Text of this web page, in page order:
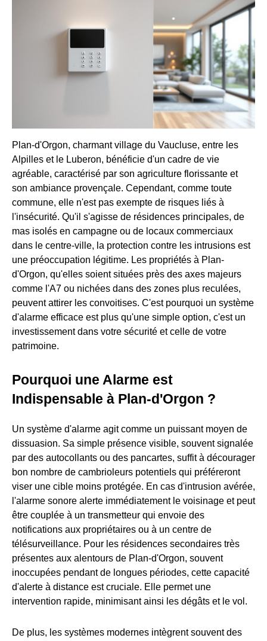
Plan-d'Orgon, charmant village du Vaucluse, entre les
Alpilles et le Luberon, bénéficie d'un cadre de vie
agréable, caractérisé par son agriculture florissante et
son ambiance provençale. Cependant, comme toute
commune, elle n'est pas exempte de risques liés à
l'insécurité. Qu'il s'agisse de résidences principales, de
mas isolés en campagne ou de locaux commerciaux
dans le centre-ville, la protection contre les intrusions est
une préoccupation légitime. Les propriétés à Plan-
d'Orgon, qu'elles soient situées près des axes majeurs
comme l'A7 ou nichées dans des zones plus reculées,
peuvent attirer les convoitises. C'est pourquoi un système
d'alarme efficace est plus qu'une simple option, c'est un
investissement dans votre sécurité et celle de votre
patrimoine.
Pourquoi une Alarme est
Indispensable à Plan-d'Orgon ?
Un système d'alarme agit comme un puissant moyen de
dissuasion. Sa simple présence visible, souvent signalée
par des autocollants ou des pancartes, suffit à décourager
bon nombre de cambrioleurs potentiels qui préféreront
viser une cible moins protégée. En cas d'intrusion avérée,
l'alarme sonore alerte immédiatement le voisinage et peut
être couplée à un transmetteur qui envoie des
notifications aux propriétaires ou à un centre de
télésurveillance. Pour les résidences secondaires très
présentes aux alentours de Plan-d'Orgon, souvent
inoccupées pendant de longues périodes, cette capacité
d'alerte à distance est cruciale. Elle permet une
intervention rapide, minimisant ainsi les dégâts et le vol.
De plus, les systèmes modernes intègrent souvent des